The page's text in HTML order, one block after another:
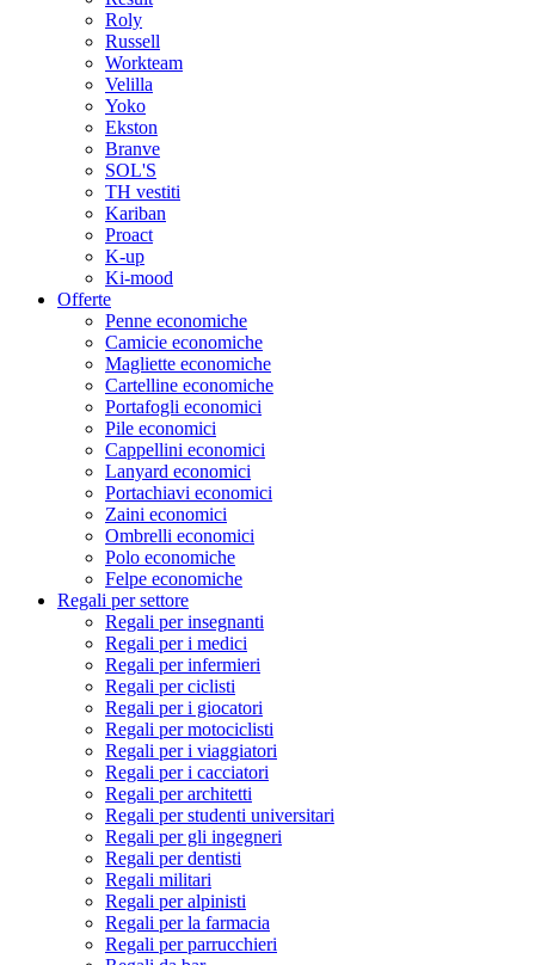
Roly
Russell
Workteam
Velilla
Yoko
Ekston
Branve
SOL'S
TH vestiti
Kariban
Proact
K-up
Ki-mood
Offerte
Penne economiche
Camicie economiche
Magliette economiche
Cartelline economiche
Portafogli economici
Pile economici
Cappellini economici
Lanyard economici
Portachiavi economici
Zaini economici
Ombrelli economici
Polo economiche
Felpe economiche
Regali per settore
Regali per insegnanti
Regali per i medici
Regali per infermieri
Regali per ciclisti
Regali per i giocatori
Regali per motociclisti
Regali per i viaggiatori
Regali per i cacciatori
Regali per architetti
Regali per studenti universitari
Regali per gli ingegneri
Regali per dentisti
Regali militari
Regali per alpinisti
Regali per la farmacia
Regali per parrucchieri